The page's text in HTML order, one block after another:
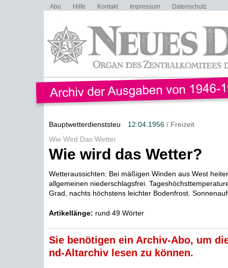
Abo Hilfe Kontakt Impressum Datenschutz
Bauptwetterdienststeu 12.04.1956/ Freizeit
Wie Wird Das Wetter
Wie wird das Wetter?
Wetteraussichten: Bei mäßigen Winden aus West
allgemeinen niederschlagsfrei.
Grad, nachts höchstens leichter Bodenfrost.
Artikellänge: rund 49 Wörter
Sie benötigen ein Archiv-Abo, um
nd-Altarchiv lesen zu können.